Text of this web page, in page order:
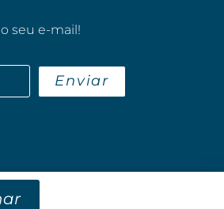
seu e-mail!
Enviar